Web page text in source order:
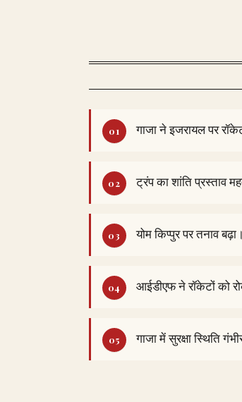
गाजा ने इजरायल पर
ट्रंप का शांति प्रस्ताव
योम किप्पुर पर तनाव बढ़ा।
आईडीएफ ने रॉकेटों को
गाजा में सुरक्षा स्थिति